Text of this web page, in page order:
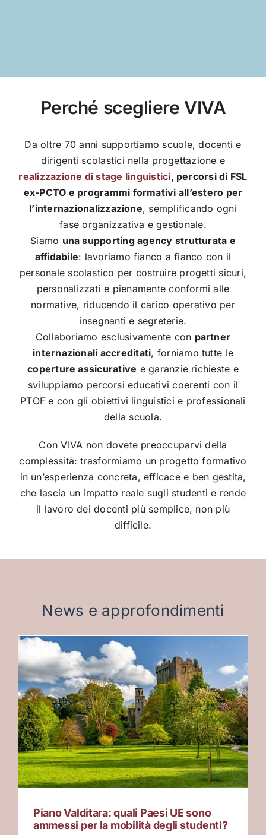
Perché scegliere VIVA
Da oltre 70 anni supportiamo scuole, docenti e
dirigenti scolastici nella progettazione e
realizzazione di stage linguistici, percorsi di FSL
ex-PCTO e programmi formativi all’estero per
l’internazionalizzazione, semplificando ogni
fase organizzativa e gestionale.
Siamo una supporting agency strutturata e
affidabile: lavoriamo fianco a fianco con il
personale scolastico per costruire progetti sicuri,
personalizzati e pienamente conformi alle
normative, riducendo il carico operativo per
insegnanti e segreterie.
Collaboriamo esclusivamente con partner
internazionali accreditati, forniamo tutte le
coperture assicurative e garanzie richieste e
sviluppiamo percorsi educativi coerenti con il
PTOF e con gli obiettivi linguistici e professionali
della scuola.
Con VIVA non dovete preoccuparvi della
complessità: trasformiamo un progetto formativo
in un’esperienza concreta, efficace e ben gestita,
che lascia un impatto reale sugli studenti e rende
il lavoro dei docenti più semplice, non più
difficile.
News e approfondimenti
Piano Valditara: quali Paesi UE sono
ammessi per la mobilità degli studenti?